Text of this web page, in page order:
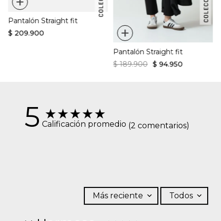
Pantalón Straight fit
$ 209.900 +
Pantalón Straight fit
$ 189.900 $ 94.950
★★★★★
5 Calificación promedio (2 comentarios)
Más reciente Todos